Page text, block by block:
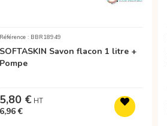
Référence : BBR18949
SOFTASKIN Savon flacon 1 litre +
Pompe
5,80 €
6,96 €